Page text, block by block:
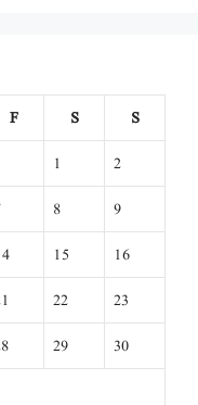
F S
S
1
2
8
9
15
16
22
23
29
30